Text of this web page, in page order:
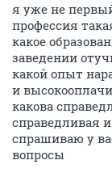
я уже не
профессия
какое
заведении
какой опыт
и
какова
справедливая
спрашиваю у
вопросы